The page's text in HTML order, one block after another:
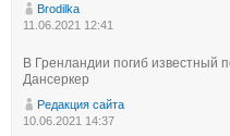
Brodilka
11.06.2021 12:41
В Гренландии погиб известный
Дансеркер
Редакция сайта
10.06.2021 14:37